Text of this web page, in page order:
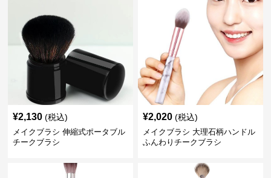
¥2,130 (税込)
メイクブラシ 伸縮式ポータブル
チークブラシ
¥2,020 (税込)
メイクブラシ 大理石柄ハンドル
ふんわりチークブラシ